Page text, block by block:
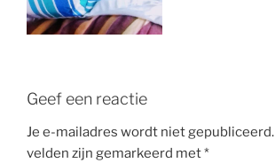
Geef een reactie
Je e-mailadres wordt niet gepubliceerd.
velden zijn gemarkeerd met*